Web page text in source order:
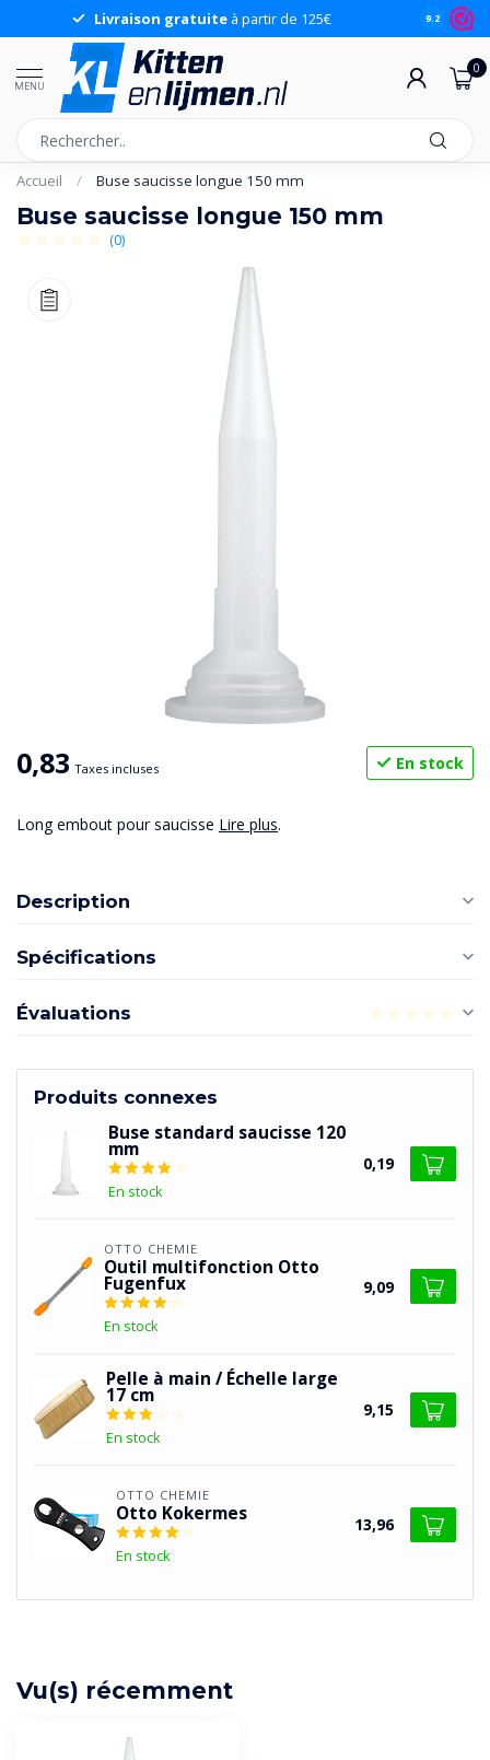
Livraison gratuite à partir de 125€ 9.2
MENU
0
Accueil / Buse saucisse longue 150 mm
Buse saucisse longue 150 mm
(0)
0,83 Taxes incluses En stock
Long embout pour saucisse Lire plus.
Description
Spécifications
Évaluations
Produits connexes
Buse standard saucisse 120
mm
En stock
0,19
OTTO CHEMIE
Outil multifonction Otto
Fugenfux
En stock
9,09
Pelle à main / Échelle large
17 cm
En stock
9,15
OTTO CHEMIE
Otto Kokermes
En stock
13,96
Vu(s) récemment